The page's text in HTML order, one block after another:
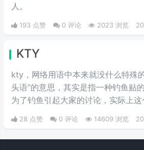
人。
193 点赞 0 评论 2023 浏览
KTY
kty，网络用语中本来就没什么特殊
头语”的意思，其实是指一种钓鱼贴
为了钓鱼引起大家的讨论，实际上
是跑出来一个话题，估计男生和女生
28 点赞 0 评论 14609 浏览